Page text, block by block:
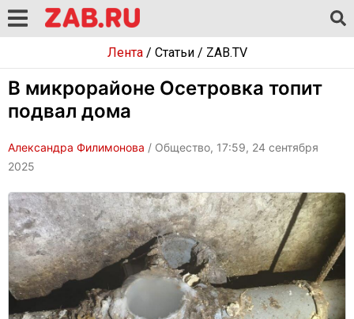
Лента/ Статьи/ ZAB.TV
В микрорайоне Осетровка топит
подвал дома
Александра Филимонова / Общество, 17:59, 24 сентября
2025